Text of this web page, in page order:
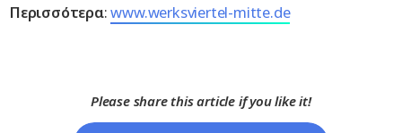
Περισσότερα:www.werksviertel-mitte.de
Please share this article if you like it!